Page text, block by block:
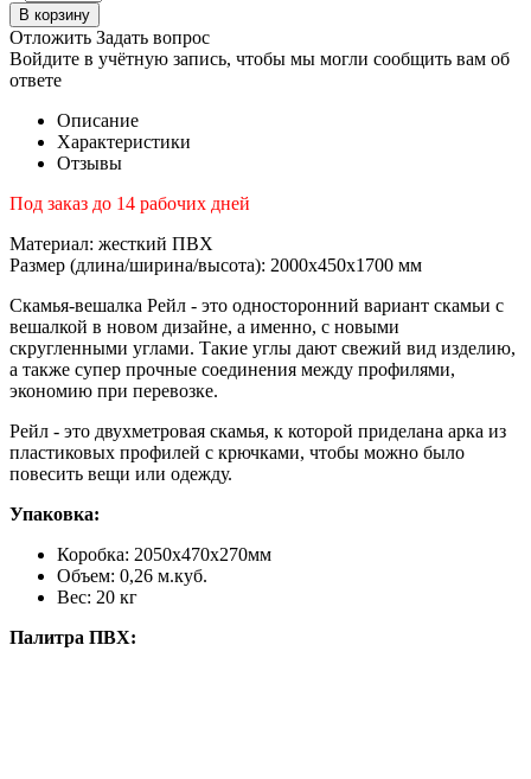
В корзину
Отложить Задать вопрос
Войдите в учётную запись, чтобы мы могли сообщить вам об
ответе
Описание
Характеристики
Отзывы
Под заказ до 14 рабочих дней
Материал: жесткий ПВХ
Размер (длина/ширина/высота): 2000х450х1700 мм
Скамья-вешалка Рейл - это односторонний вариант скамьи с
вешалкой в новом дизайне, а именно, с новыми
скругленными углами. Такие углы дают свежий вид изделию,
а также супер прочные соединения между профилями,
экономию при перевозке.
Рейл - это двухметровая скамья, к которой приделана арка из
пластиковых профилей с крючками, чтобы можно было
повесить вещи или одежду.
Упаковка:
Коробка: 2050х470х270мм
Объем: 0,26 м.куб.
Вес: 20 кг
Палитра ПВХ: